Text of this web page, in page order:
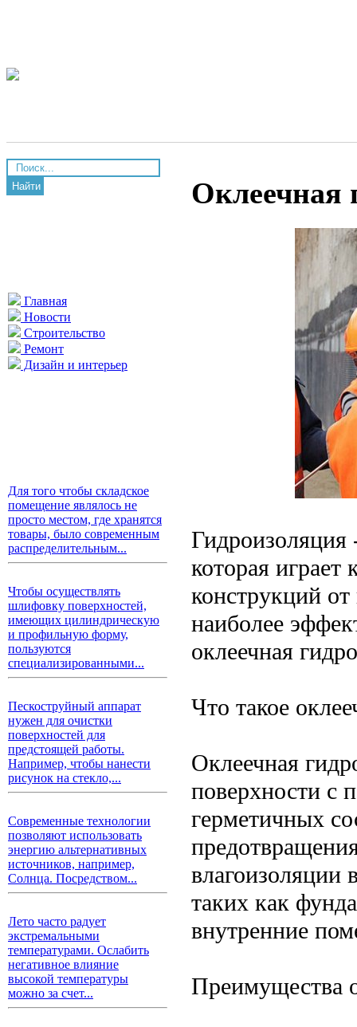
Найти
Главная
Новости
Строительство
Ремонт
Дизайн и интерьер
Для того чтобы складское
помещение являлось не
просто местом, где хранятся
товары, было современным
распределительным...
Чтобы осуществлять
шлифовку поверхностей,
имеющих цилиндрическую
и профильную форму,
пользуются
специализированными...
Пескоструйный аппарат
нужен для очистки
поверхностей для
предстоящей работы.
Например, чтобы нанести
рисунок на стекло,...
Современные технологии
позволяют использовать
энергию альтернативных
источников, например,
Солнца. Посредством...
Лето часто радует
экстремальными
температурами. Ослабить
негативное влияние
высокой температуры
можно за счет...
Оклеечная
Гидроизоляция
которая
конструкций
наиболее
оклеечная
Что такое
Оклеечная
поверхности с
герметичных
влагоизоляции
таких как
внутренние
Преимущества